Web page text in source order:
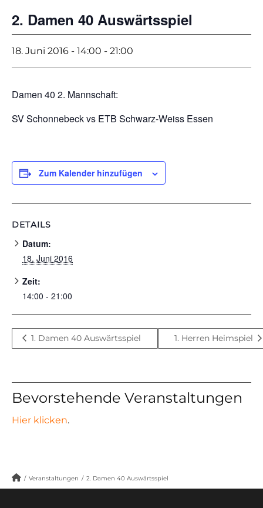
2. Damen 40 Auswärtsspiel
18. Juni 2016 - 14:00 - 21:00
Damen 40 2. Mannschaft:
SV Schonnebeck vs ETB Schwarz-Weiss Essen
Zum Kalender hinzufügen
DETAILS
Datum:
18. Juni 2016
Zeit:
14:00 - 21:00
1. Damen 40 Auswärtsspiel 1. Herren Heimspiel
Bevorstehende Veranstaltungen
Hier klicken.
/ Veranstaltungen / 2. Damen 40 Auswärtsspiel